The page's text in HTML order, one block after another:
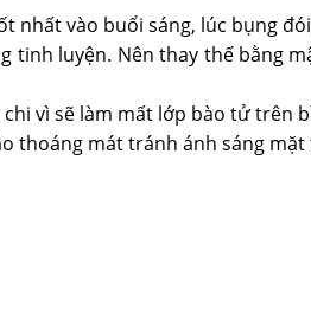
nhất vào buổi sáng, lúc bụng
tinh luyện. Nên thay thế bằng
vì sẽ làm mất lớp bào tử trên
thoáng mát tránh ánh sáng mặt